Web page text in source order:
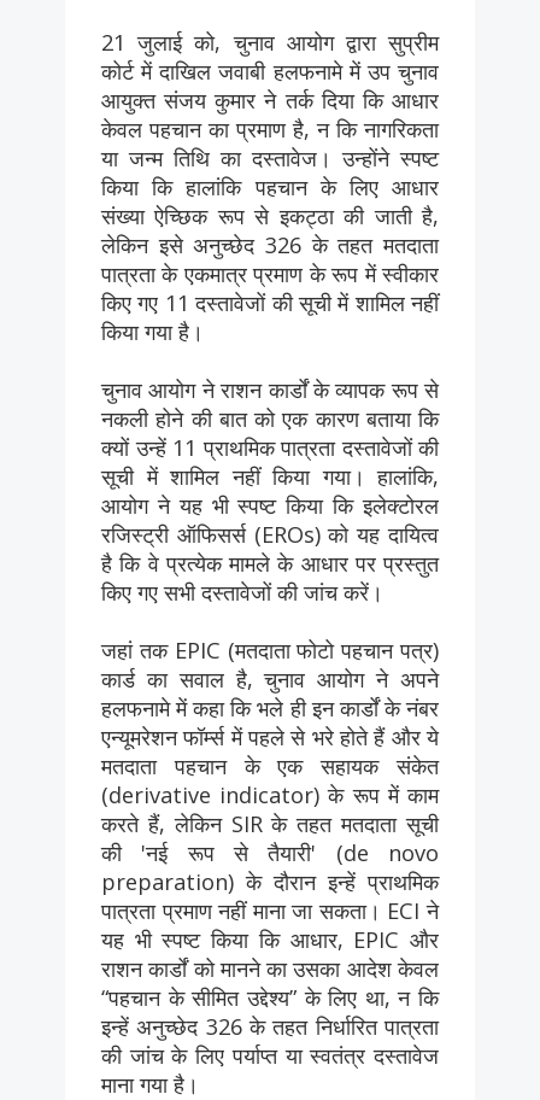
21 जुलाई को, चुनाव आयोग द्वारा सुप्रीम
कोर्ट में दाखिल जवाबी हलफनामे में उप चुनाव
आयुक्त संजय कुमार ने तर्क दिया कि आधार
केवल पहचान का प्रमाण है, न कि नागरिकता
या जन्म तिथि का दस्तावेज। उन्होंने स्पष्ट
किया कि हालांकि पहचान के लिए आधार
संख्या ऐच्छिक रूप से इकट्ठा की जाती है,
लेकिन इसे अनुच्छेद 326 के तहत मतदाता
पात्रता के एकमात्र प्रमाण के रूप में स्वीकार
किए गए 11 दस्तावेजों की सूची में शामिल नहीं
किया गया है।
चुनाव आयोग ने राशन कार्डों के व्यापक रूप से
नकली होने की बात को एक कारण बताया कि
क्यों उन्हें 11 प्राथमिक पात्रता दस्तावेजों की
सूची में शामिल नहीं किया गया। हालांकि,
आयोग ने यह भी स्पष्ट किया कि इलेक्टोरल
रजिस्ट्री ऑफिसर्स (EROs) को यह दायित्व
है कि वे प्रत्येक मामले के आधार पर प्रस्तुत
किए गए सभी दस्तावेजों की जांच करें।
जहां तक EPIC (मतदाता फोटो पहचान पत्र)
कार्ड का सवाल है, चुनाव आयोग ने अपने
हलफनामे में कहा कि भले ही इन कार्डों के नंबर
एन्यूमरेशन फॉर्म्स में पहले से भरे होते हैं और ये
मतदाता पहचान के एक सहायक संकेत
(derivative indicator) के रूप में काम
करते हैं, लेकिन SIR के तहत मतदाता सूची
की 'नई रूप से तैयारी' (de novo
preparation) के दौरान इन्हें प्राथमिक
पात्रता प्रमाण नहीं माना जा सकता। ECI ने
यह भी स्पष्ट किया कि आधार, EPIC और
राशन कार्डों को मानने का उसका आदेश केवल
“पहचान के सीमित उद्देश्य” के लिए था, न कि
इन्हें अनुच्छेद 326 के तहत निर्धारित पात्रता
की जांच के लिए पर्याप्त या स्वतंत्र दस्तावेज
माना गया है।